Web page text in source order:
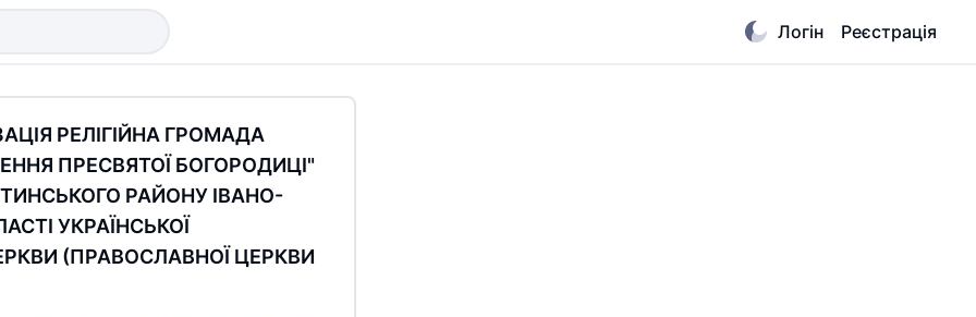
Логін Реєстрація
РЕЛІГІЙНА ГРОМАДА
ПРЕСВЯТОЇ БОГОРОДИЦІ"
РАЙОНУ ІВАНО-
УКРАЇНСЬКОЇ
(ПРАВОСЛАВНОЇ ЦЕРКВИ